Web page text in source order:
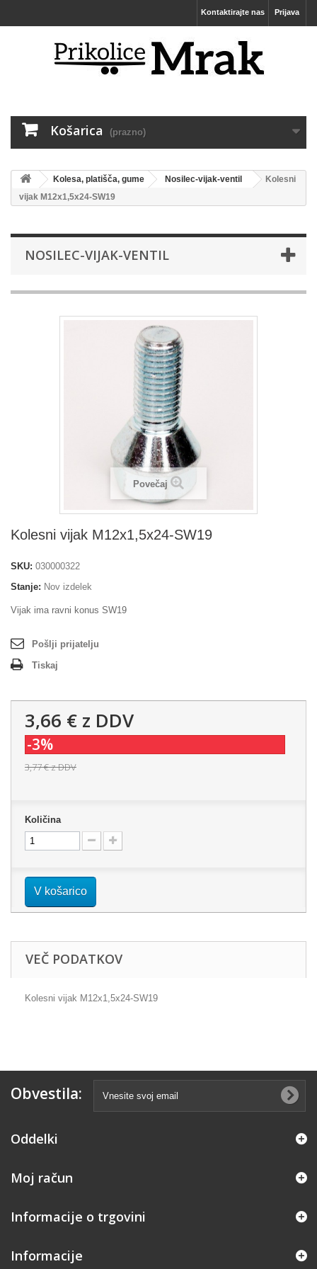
Prijava
Kontaktirajte nas
Košarica (prazno)
Kolesa, platišča, gume Nosilec-vijak-ventil
Kolesni
vijak M12x1,5x24-SW19
NOSILEC-VIJAK-VENTIL
Povečaj
Kolesni vijak M12x1,5x24-SW19
SKU: 030000322
Stanje: Nov izdelek
Vijak ima ravni konus SW19
Pošlji prijatelju
Tiskaj
3,66 € z DDV
-3%
3,77 €z DDV
Količina
V košarico
VEČ PODATKOV
Kolesni vijak M12x1,5x24-SW19
Obvestila:
Oddelki
Moj račun
Informacije o trgovini
Informacije